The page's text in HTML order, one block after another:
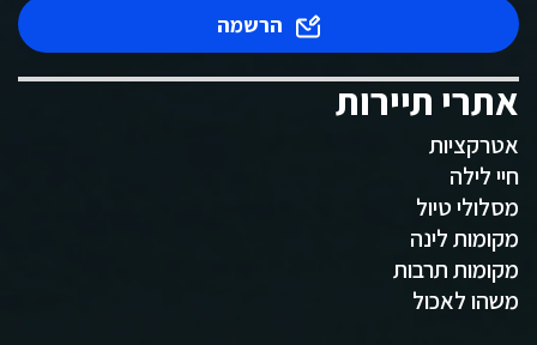
הרשמה
אתרי תיירות
אטרקציות
חיי לילה
מסלולי טיול
מקומות לינה
מקומות תרבות
משהו לאכול